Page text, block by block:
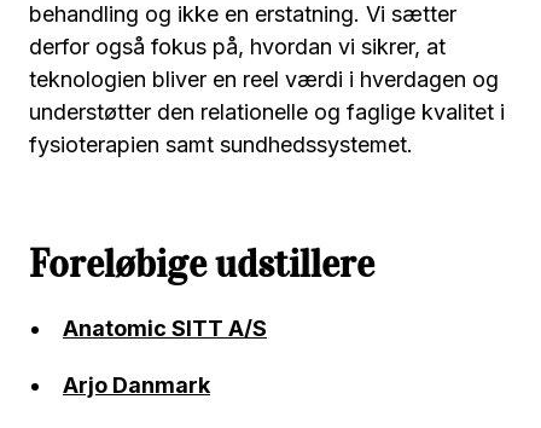
behandling og ikke en erstatning. Vi sætter
derfor også fokus på, hvordan vi sikrer, at
teknologien bliver en reel værdi i hverdagen og
understøtter den relationelle og faglige kvalitet i
fysioterapien samt sundhedssystemet.
Foreløbige udstillere
Anatomic SITT A/S
Arjo Danmark